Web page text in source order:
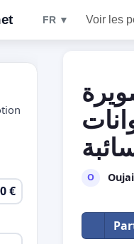
FR ▼ Voir les
O
€